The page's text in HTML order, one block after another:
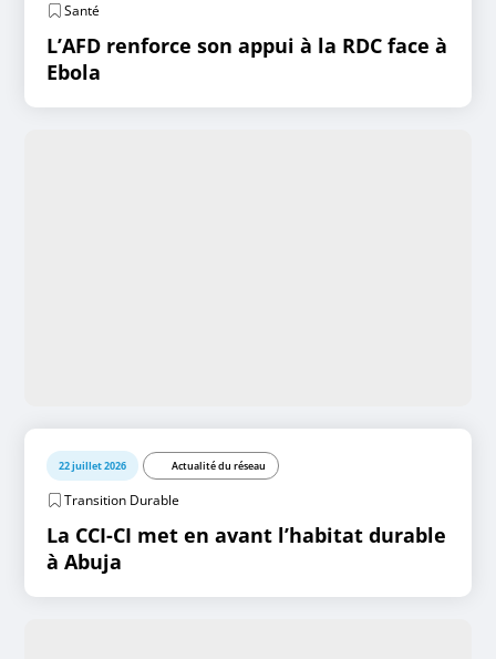
Santé
L’AFD renforce son appui à la RDC face à
Ebola
22 juillet 2026 Actualité du réseau
Transition Durable
La CCI-CI met en avant l’habitat durable
à Abuja